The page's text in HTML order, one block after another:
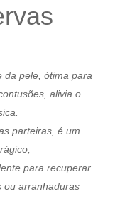
da pele, ótima para
alivia o
parteiras, é um
para recuperar
ou arranhaduras